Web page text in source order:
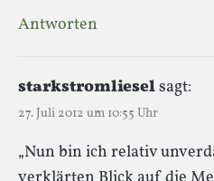
Antworten
starkstromlieselsagt:
27. Juli 2012 um 10:55 Uhr
„Nun bin ich relativ